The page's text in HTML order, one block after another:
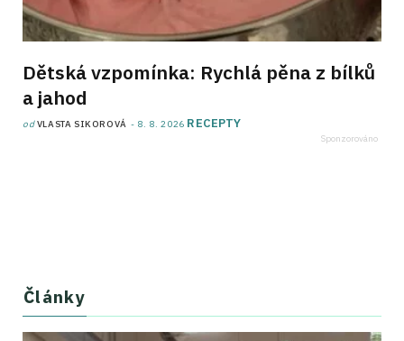
Dětská vzpomínka: Rychlá pěna z bílků
a jahod
odVLASTA SIKOROVÁ 8. 8. 2026 RECEPTY
Články